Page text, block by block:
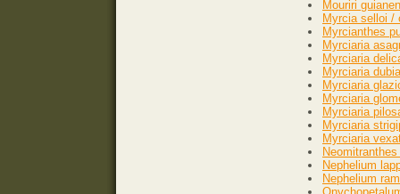
Mouriri
Myrcia selloi /
Myrcianthes
Myrciaria
Myrciaria
Myrciaria
Myrciaria
Myrciaria
Myrciaria
Myrciaria
Myrciaria
Nephelium
Nephelium